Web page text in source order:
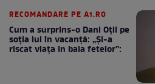
RECOMANDARE PE A1.RO
Cum a surprins-o Dani Oțil pe
soția lui în vacanță: „Și-a
riscat viața în baia fetelor”: